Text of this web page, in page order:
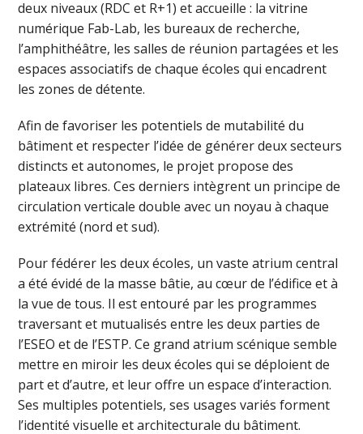
deux niveaux (RDC et R+1) et accueille : la vitrine
numérique Fab-Lab, les bureaux de recherche,
l’amphithéâtre, les salles de réunion partagées et les
espaces associatifs de chaque écoles qui encadrent
les zones de détente.
Afin de favoriser les potentiels de mutabilité du
bâtiment et respecter l’idée de générer deux secteurs
distincts et autonomes, le projet propose des
plateaux libres. Ces derniers intègrent un principe de
circulation verticale double avec un noyau à chaque
extrémité (nord et sud).
Pour fédérer les deux écoles, un vaste atrium central
a été évidé de la masse bâtie, au cœur de l’édifice et à
la vue de tous. Il est entouré par les programmes
traversant et mutualisés entre les deux parties de
l’ESEO et de l’ESTP. Ce grand atrium scénique semble
mettre en miroir les deux écoles qui se déploient de
part et d’autre, et leur offre un espace d’interaction.
Ses multiples potentiels, ses usages variés forment
l’identité visuelle et architecturale du bâtiment.